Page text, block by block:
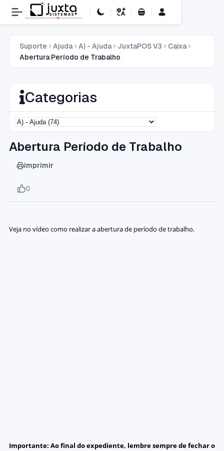
Carrinho de Compras
Suporte Ajuda A) - Ajuda JuxtaPOS V3
Caixa
Abertura Período de Trabalho
Categorias
Abertura Período de Trabalho
imprimir
0
Veja no vídeo como realizar a abertura de período de trabalho.
Importante: Ao final do expediente, lembre sempre de fechar o